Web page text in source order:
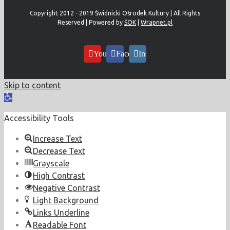
Copyright 2012 - 2019 Świdnicki Ośrodek Kultury | All Rights
Reserved | Powered by ŚOK Wrapnet.pl
YouTubeFacebookInstagram
Skip to content
Open
Accessibility Tools
Increase Text
Decrease Text
Grayscale
High Contrast
Negative Contrast
Light Background
Links Underline
Readable Font